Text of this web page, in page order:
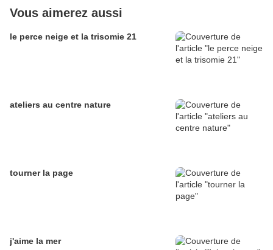
Vous aimerez aussi
le perce neige et la trisomie 21
ateliers au centre nature
tourner la page
j'aime la mer